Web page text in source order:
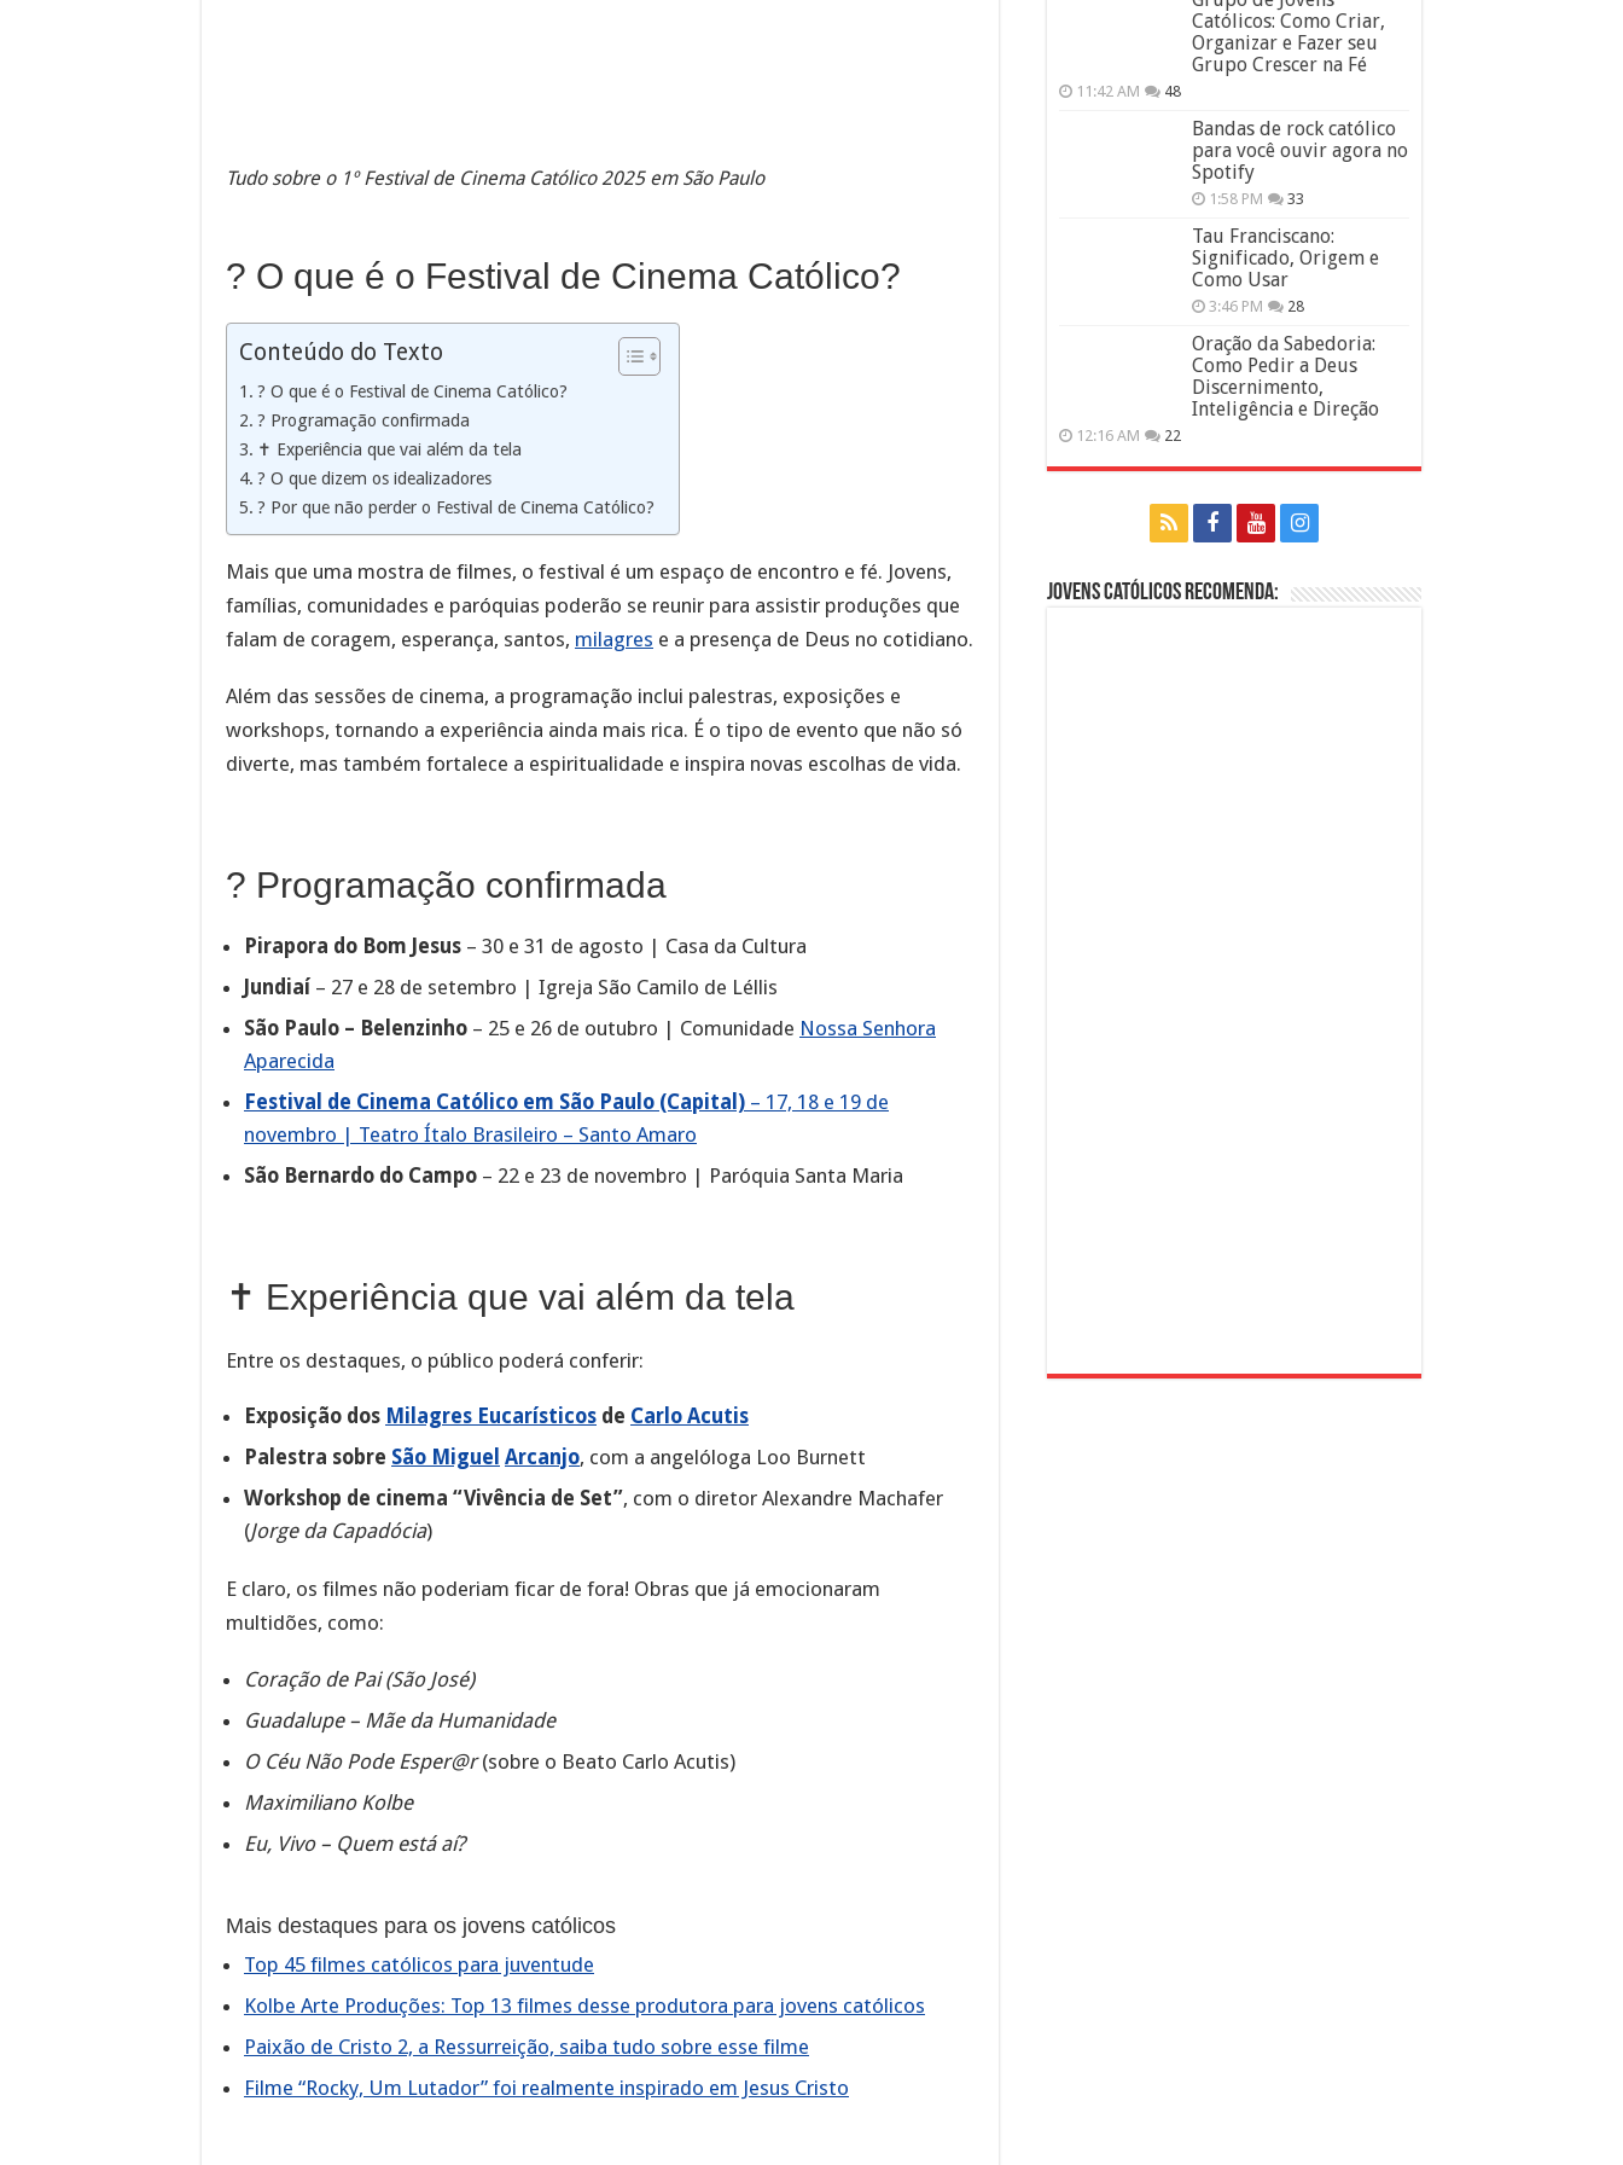
Tudo sobre o 1º Festival de Cinema Católico 2025 em São Paulo
? O que é o Festival de Cinema Católico?
Conteúdo do Texto
? O que é o Festival de Cinema Católico?
? Programação confirmada
✝️ Experiência que vai além da tela
? O que dizem os idealizadores
? Por que não perder o Festival de Cinema Católico?
Mais que uma mostra de filmes, o festival é um espaço de encontro e fé. Jovens,
famílias, comunidades e paróquias poderão se reunir para assistir produções que
falam de coragem, esperança, santos, milagres e a presença de Deus no cotidiano.
Além das sessões de cinema, a programação inclui palestras, exposições e
workshops, tornando a experiência ainda mais rica. É o tipo de evento que não só
diverte, mas também fortalece a espiritualidade e inspira novas escolhas de vida.
? Programação confirmada
Pirapora do Bom Jesus – 30 e 31 de agosto | Casa da Cultura
Jundiaí – 27 e 28 de setembro | Igreja São Camilo de Léllis
São Paulo – Belenzinho – 25 e 26 de outubro | Comunidade Nossa Senhora
Aparecida
Festival de Cinema Católico em São Paulo (Capital) – 17, 18 e 19 de
novembro | Teatro Ítalo Brasileiro – Santo Amaro
São Bernardo do Campo – 22 e 23 de novembro | Paróquia Santa Maria
✝️ Experiência que vai além da tela
Entre os destaques, o público poderá conferir:
Exposição dos Milagres Eucarísticos de Carlo Acutis
Palestra sobre São Miguel Arcanjo, com a angelóloga Loo Burnett
Workshop de cinema “Vivência de Set”, com o diretor Alexandre Machafer
(Jorge da Capadócia)
E claro, os filmes não poderiam ficar de fora! Obras que já emocionaram
multidões, como:
Coração de Pai (São José)
Guadalupe – Mãe da Humanidade
O Céu Não Pode Esper@r(sobre o Beato Carlo Acutis)
Maximiliano Kolbe
Eu, Vivo – Quem está aí?
Mais destaques para os jovens católicos
Top 45 filmes católicos para juventude
Kolbe Arte Produções: Top 13 filmes desse produtora para jovens católicos
Paixão de Cristo 2, a Ressurreição, saiba tudo sobre esse filme
Filme “Rocky, Um Lutador” foi realmente inspirado em Jesus Cristo
Católicos: Como Criar,
Organizar e Fazer seu
Grupo Crescer na Fé
11:42 AM 48
Bandas de rock católico
para você ouvir agora no
Spotify
1:58 PM 33
Tau Franciscano:
Significado, Origem e
Como Usar
3:46 PM 28
Oração da Sabedoria:
Como Pedir a Deus
Discernimento,
Inteligência e Direção
12:16 AM 22
Jovens Católicos Recomenda: